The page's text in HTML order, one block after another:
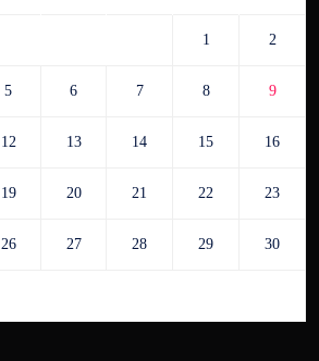
1 2
5 6 7 8 9
12 13 14 15 16
19 20 21 22 23
26 27 28 29 30